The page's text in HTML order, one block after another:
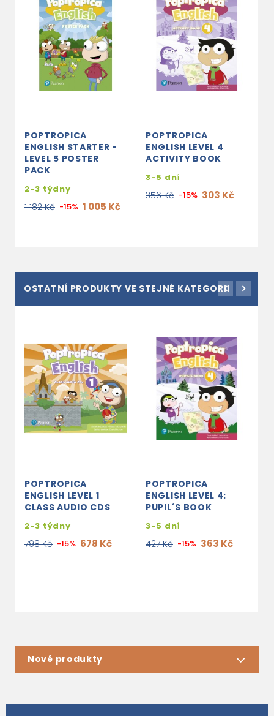
POPTROPICA
ENGLISH STARTER -
LEVEL 5 POSTER
PACK
2-3 týdny
1 182 Kč -15% 1 005 Kč
POPTROPICA
ENGLISH LEVEL 4
ACTIVITY BOOK
3-5 dní
356 Kč -15% 303 Kč
OSTATNÍ PRODUKTY VE STEJNÉ KATEGORII
POPTROPICA
ENGLISH LEVEL 1
CLASS AUDIO CDS
2-3 týdny
798 Kč -15% 678 Kč
POPTROPICA
ENGLISH LEVEL 4:
PUPIL´S BOOK
3-5 dní
427 Kč -15% 363 Kč
Nové produkty